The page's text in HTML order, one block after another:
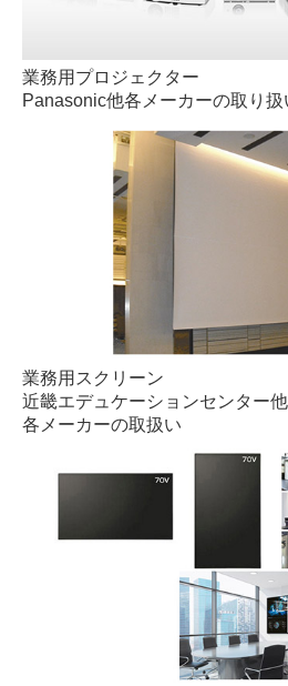
業務用プロジェクター
Panasonic他各メーカーの取り扱
業務用スクリーン
近畿エデュケーションセンター他
各メーカーの取扱い